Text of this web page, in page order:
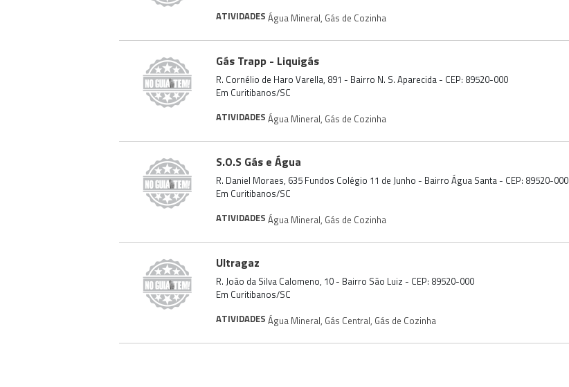
ATIVIDADES Água Mineral, Gás de Cozinha
Gás Trapp - Liquigás
R. Cornélio de Haro Varella, 891 - Bairro N. S. Aparecida - CEP: 89520-000
Em Curitibanos/SC
ATIVIDADES Água Mineral, Gás de Cozinha
S.O.S Gás e Água
R. Daniel Moraes, 635 Fundos Colégio 11 de Junho - Bairro Água Santa - CEP: 89520-000
Em Curitibanos/SC
ATIVIDADES Água Mineral, Gás de Cozinha
Ultragaz
R. João da Silva Calomeno, 10 - Bairro São Luiz - CEP: 89520-000
Em Curitibanos/SC
ATIVIDADES Água Mineral, Gás Central, Gás de Cozinha